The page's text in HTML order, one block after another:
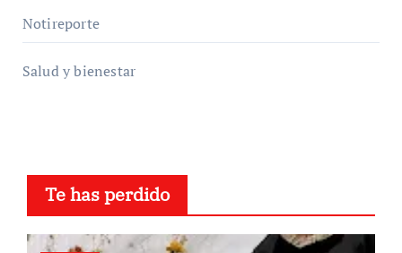
Notireporte
Salud y bienestar
Te has perdido